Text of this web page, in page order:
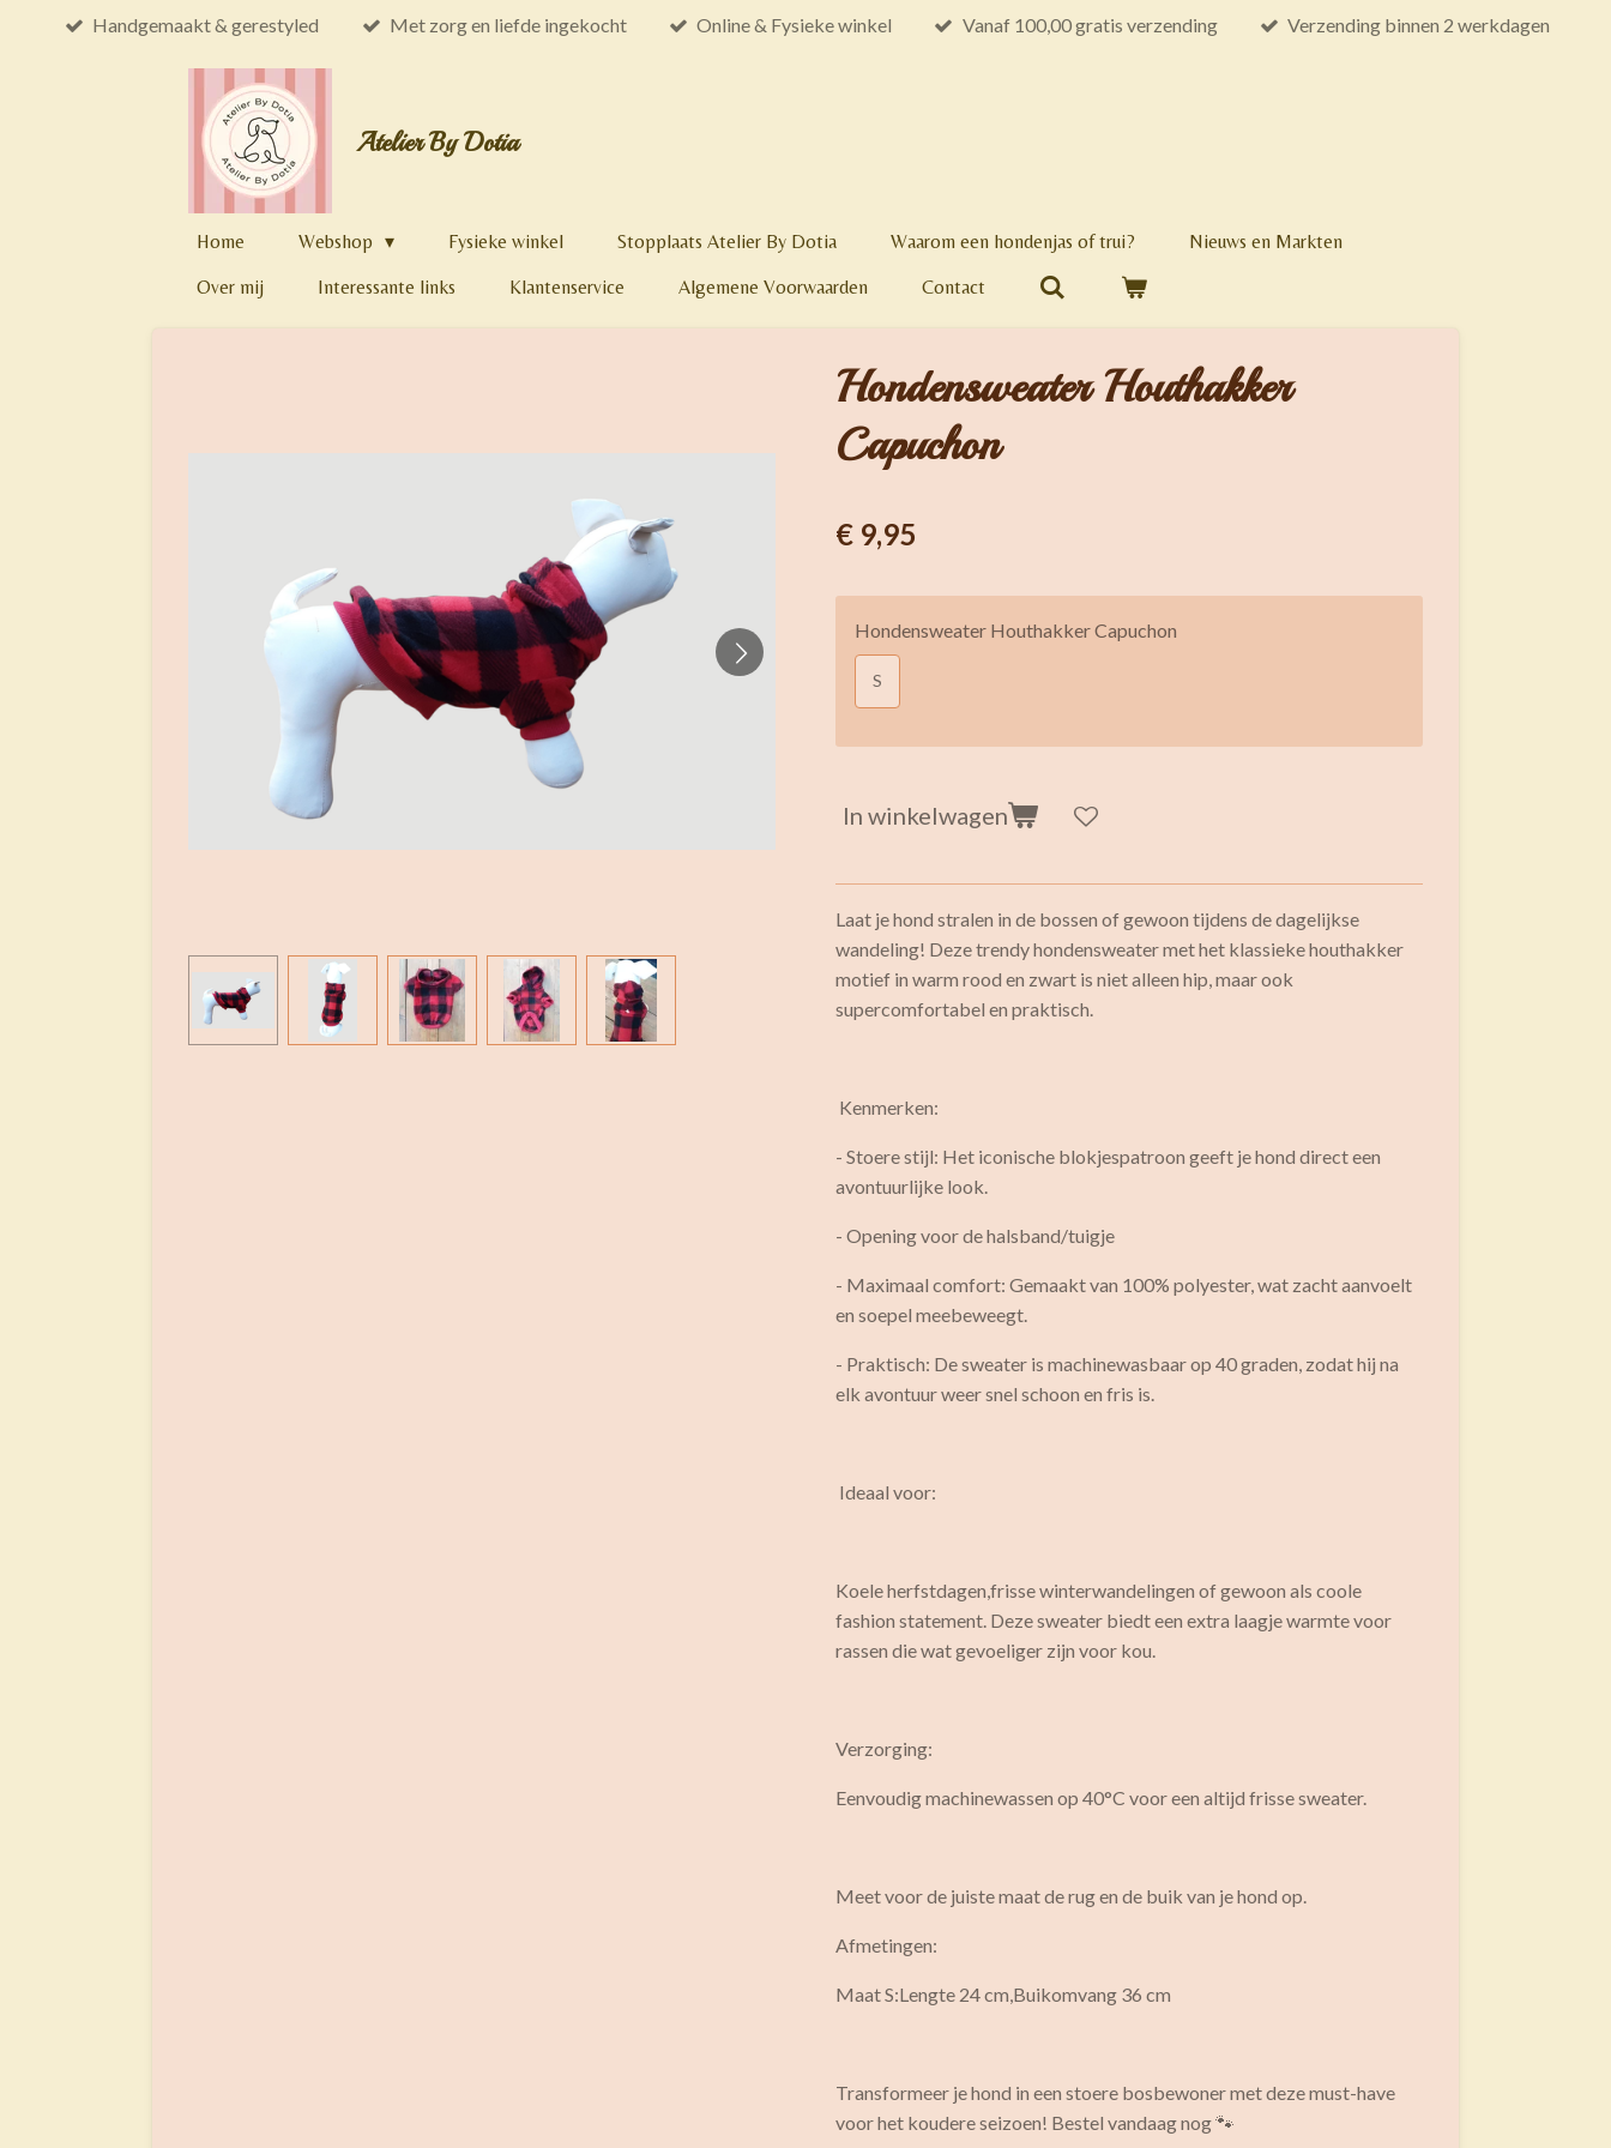
Handgemaakt & gerestyled Met zorg en liefde ingekocht Online & Fysieke winkel Vanaf 100,00 gratis verzending Verzending binnen 2 werkdagen
Atelier By Dotia
Home Webshop Fysieke winkel Stopplaats Atelier By Dotia Waarom een hondenjas of trui?
Nieuws en Markten
Over mij
Interessante links Klantenservice Algemene Voorwaarden Contact
Hondensweater Houthakker
Capuchon
€ 9,95
Hondensweater Houthakker Capuchon
S
In winkelwagen
Laat je hond stralen in de bossen of gewoon tijdens de dagelijkse
wandeling! Deze trendy hondensweater met het klassieke houthakker
motief in warm rood en zwart is niet alleen hip, maar ook
supercomfortabel en praktisch.
Kenmerken:
- Stoere stijl: Het iconische blokjespatroon geeft je hond direct een
avontuurlijke look.
- Opening voor de halsband/tuigje
- Maximaal comfort: Gemaakt van 100% polyester, wat zacht aanvoelt
en soepel meebeweegt.
- Praktisch: De sweater is machinewasbaar op 40 graden, zodat hij na
elk avontuur weer snel schoon en fris is.
Ideaal voor:
Koele herfstdagen,frisse winterwandelingen of gewoon als coole
fashion statement. Deze sweater biedt een extra laagje warmte voor
rassen die wat gevoeliger zijn voor kou.
Verzorging:
Eenvoudig machinewassen op 40°C voor een altijd frisse sweater.
Meet voor de juiste maat de rug en de buik van je hond op.
Afmetingen:
Maat S:Lengte 24 cm,Buikomvang 36 cm
Transformeer je hond in een stoere bosbewoner met deze must-have
voor het koudere seizoen! Bestel vandaag nog 🐾